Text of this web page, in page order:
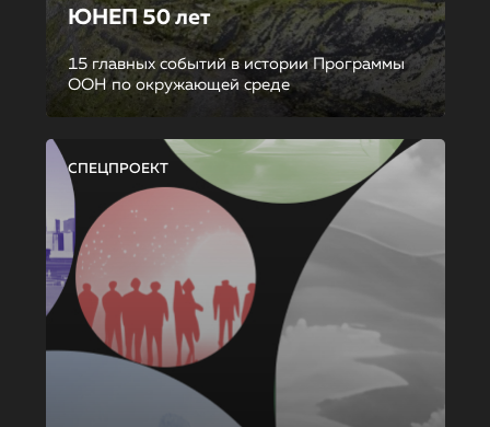
ЮНЕП 50 лет
15 главных событий в истории Программы
ООН по окружающей среде
СПЕЦПРОЕКТ